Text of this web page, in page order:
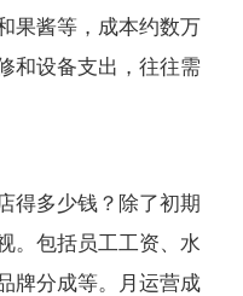
果酱等，成本约数万
和设备支出，往往需
多少钱？除了初期
。包括员工工资、水
牌分成等。月运营成